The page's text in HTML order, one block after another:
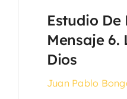
Estudio De
Mensaje 6.
Dios
Juan Pablo